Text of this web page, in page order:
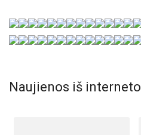
Naujienos iš interneto